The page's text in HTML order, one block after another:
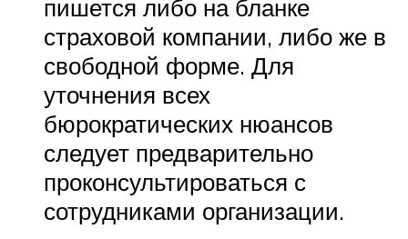
пишется либо на бланке
страховой компании, либо же в
свободной форме. Для
уточнения всех
бюрократических нюансов
следует предварительно
проконсультироваться с
сотрудниками организации.